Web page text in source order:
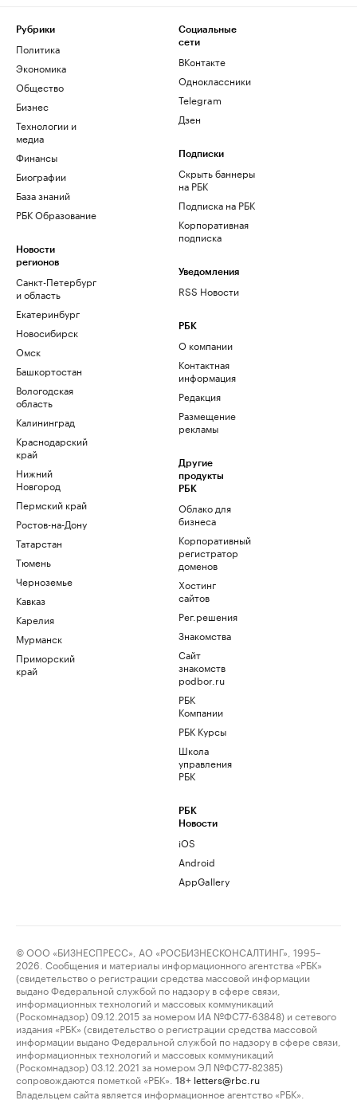
Рубрики
Политика
Экономика
Общество
Бизнес
Технологии и
медиа
Финансы
Биографии
База знаний
РБК Образование
Новости
регионов
Санкт-Петербург
и область
Екатеринбург
Новосибирск
Омск
Башкортостан
Вологодская
область
Калининград
Краснодарский
край
Нижний
Новгород
Пермский край
Ростов-на-Дону
Татарстан
Тюмень
Черноземье
Кавказ
Карелия
Мурманск
Приморский
край
Социальные
сети
ВКонтакте
Одноклассники
Telegram
Дзен
Подписки
Скрыть баннеры
на РБК
Подписка на РБК
Корпоративная
подписка
Уведомления
RSS Новости
РБК
О компании
Контактная
информация
Редакция
Размещение
рекламы
Другие
продукты
РБК
Облако для
бизнеса
Корпоративный
регистратор
доменов
Хостинг
сайтов
Рег.решения
Знакомства
Сайт
знакомств
podbor.ru
РБК
Компании
РБК Курсы
Школа
управления
РБК
РБК
Новости
iOS
Android
AppGallery
© ООО «БИЗНЕСПРЕСС», АО «РОСБИЗНЕСКОНСАЛТИНГ», 1995–
2026. Сообщения и материалы информационного агентства «РБК»
(свидетельство о регистрации средства массовой информации
выдано Федеральной службой по надзору в сфере связи,
информационных технологий и массовых коммуникаций
(Роскомнадзор) 09.12.2015 за номером ИА №ФС77-63848) и сетевого
издания «РБК» (свидетельство о регистрации средства массовой
информации выдано Федеральной службой по надзору в сфере связи,
информационных технологий и массовых коммуникаций
(Роскомнадзор) 03.12.2021 за номером ЭЛ №ФС77-82385)
сопровождаются пометкой «РБК».
18+ letters@rbc.ru
Владельцем сайта является информационное агентство «РБК».